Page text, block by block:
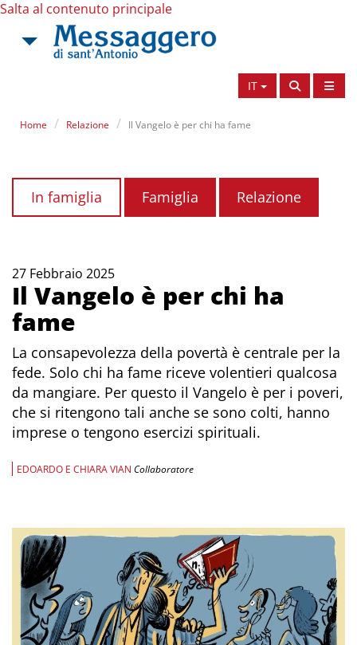
Salta al contenuto principale
IT
Home Relazione Il Vangelo è per chi ha fame
In famiglia Famiglia Relazione
27 Febbraio 2025
Il Vangelo è per chi ha
fame
La consapevolezza della povertà è centrale per la
fede. Solo chi ha fame riceve volentieri qualcosa
da mangiare. Per questo il Vangelo è per i poveri,
che si ritengono tali anche se sono colti, hanno
imprese o tengono esercizi spirituali.
EDOARDO E CHIARA VIAN Collaboratore